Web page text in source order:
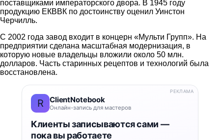
поставщиками императорского двора. В 1945 году
продукцию ЕКВВК по достоинству оценил Уинстон
Черчилль.
С 2002 года завод входит в концерн «Мульти Групп». На
предприятии сделана масштабная модернизация, в
которую новые владельцы вложили около 50 млн.
долларов. Часть старинных рецептов и технологий была
восстановлена.
R ClientNotebook
Онлайн-запись для мастеров
Клиенты записываются сами —
пока вы работаете
РЕКЛАМА